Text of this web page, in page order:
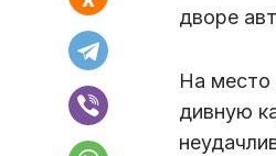
дворе
На место
дивную